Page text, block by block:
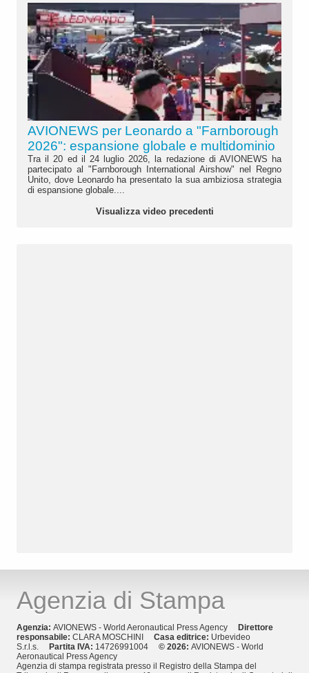
AVIONEWS per Leonardo a "Farnborough
2026": espansione globale e multidominio
Tra il 20 ed il 24 luglio 2026, la redazione di AVIONEWS ha
partecipato al "Farnborough International Airshow" nel Regno
Unito, dove Leonardo ha presentato la sua ambiziosa strategia
di espansione globale....
Visualizza video precedenti
Agenzia di Stampa
Agenzia: AVIONEWS - World Aeronautical Press Agency
Direttore
responsabile: CLARA MOSCHINI Casa editrice: Urbevideo
S.r.l.s.
Partita IVA: 14726991004 © 2026: AVIONEWS - World
Aeronautical Press Agency
Agenzia di stampa registrata presso il Registro della Stampa del